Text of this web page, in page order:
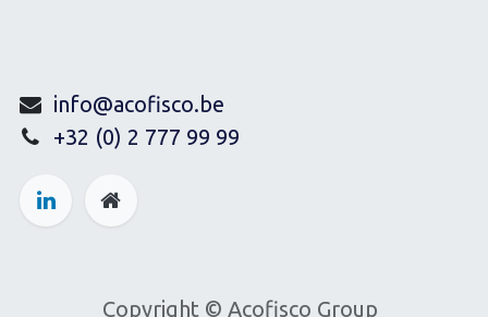
info@acofisco.be
+32 (0) 2 777 99 99
Copyright © Acofisco Group